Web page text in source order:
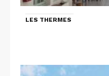
LES THERMES